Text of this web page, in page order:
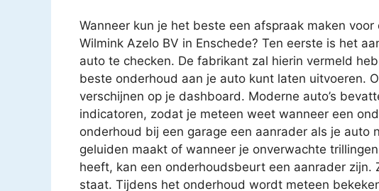
Wanneer kun je het beste een afspraak maken
Wilmink Azelo BV in Enschede? Ten eerste is het
auto te checken. De fabrikant zal hierin vermeld
beste onderhoud aan je auto kunt laten uitvoeren.
verschijnen op je dashboard. Moderne auto’s
indicatoren, zodat je meteen weet wanneer een
onderhoud bij een garage een aanrader als je auto
geluiden maakt of wanneer je onverwachte
heeft, kan een onderhoudsbeurt een aanrader
staat. Tijdens het onderhoud wordt meteen